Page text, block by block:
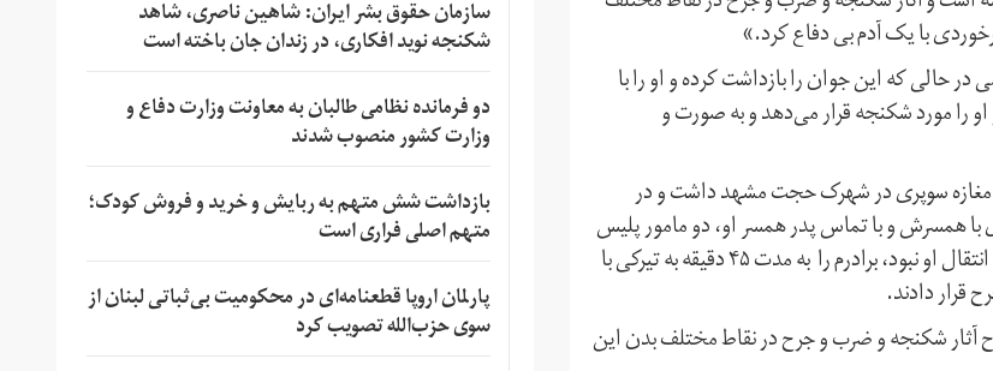
با یک آدم بی دفاع کرد.»
حالی که این جوان را بازداشت کرده و او را با
را مورد شکنجه قرار می‌دهد و به صورت و
مغازه سوپری در شهرک حجت مشهد داشت و در
همسرش و با تماس پدر همسر او، دو مامور پلیس
۱۱۰ اعزام شده و اقدام به بازداشت مهرداد کردند ولی چون خودروی برای انتقال او نبود، برادرم را به مدت ۴۵ دقیقه به تیرکی با
آثار شکنجه و ضرب و جرح در نقاط مختلف بدن این
سازمان حقوق بشر ایران: شاهین ناصری، شاهد
شکنجه نوید افکاری، در زندان جان باخته است
دو فرمانده نظامی طالبان به معاونت وزارت دفاع و
وزارت کشور منصوب شدند
بازداشت شش متهم به ربایش و خرید و فروش کودک؛
متهم اصلی فراری است
پارلمان اروپا قطعنامه‌ای در محکومیت بی‌ثباتی لبنان از
سوی حزب‌الله تصویب کرد